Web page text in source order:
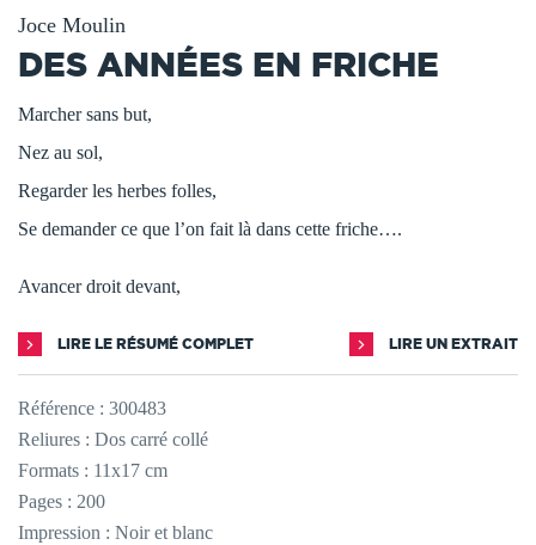
Joce Moulin
DES ANNÉES EN FRICHE
Marcher sans but,
Nez au sol,
Regarder les herbes folles,
Se demander ce que l’on fait là dans cette friche….
Avancer droit devant,
LIRE LE RÉSUMÉ COMPLET LIRE UN EXTRAIT
Référence : 300483
Reliures : Dos carré collé
Formats : 11x17 cm
Pages : 200
Impression : Noir et blanc